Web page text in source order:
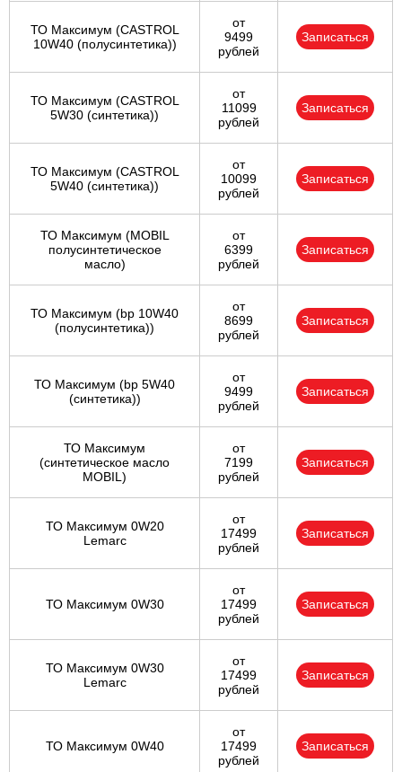
ТО Максимум (CASTROL
10W40 (полусинтетика))
от
9499
рублей
Записаться
ТО Максимум (CASTROL
5W30 (синтетика))
от
11099
рублей
Записаться
ТО Максимум (CASTROL
5W40 (синтетика))
от
10099
рублей
Записаться
ТО Максимум (MOBIL
полуcинтетическое
масло)
от
6399
рублей
Записаться
ТО Максимум (bp 10W40
(полусинтетика))
от
8699
рублей
Записаться
ТО Максимум (bp 5W40
(синтетика))
от
9499
рублей
Записаться
ТО Максимум
(cинтетическое масло
MOBIL)
от
7199
рублей
Записаться
ТО Максимум 0W20
Lemarc
от
17499
рублей
Записаться
ТО Максимум 0W30
от
17499
рублей
Записаться
ТО Максимум 0W30
Lemarc
от
17499
рублей
Записаться
ТО Максимум 0W40
от
17499
рублей
Записаться